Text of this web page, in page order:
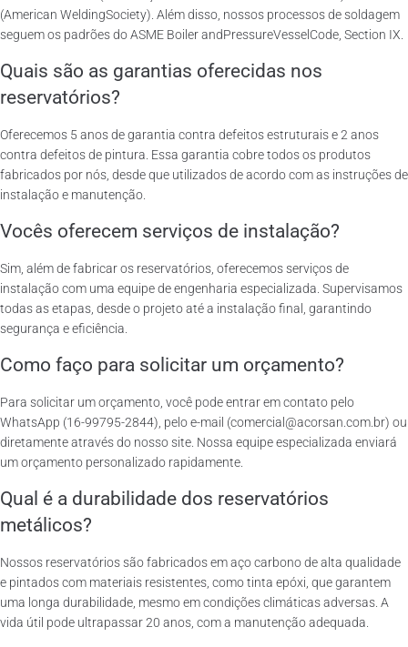
(American WeldingSociety). Além disso, nossos processos de soldagem
seguem os padrões do ASME Boiler andPressureVesselCode, Section IX.
Quais são as garantias oferecidas nos
reservatórios?
Oferecemos 5 anos de garantia contra defeitos estruturais e 2 anos
contra defeitos de pintura. Essa garantia cobre todos os produtos
fabricados por nós, desde que utilizados de acordo com as instruções de
instalação e manutenção.
Vocês oferecem serviços de instalação?
Sim, além de fabricar os reservatórios, oferecemos serviços de
instalação com uma equipe de engenharia especializada. Supervisamos
todas as etapas, desde o projeto até a instalação final, garantindo
segurança e eficiência.
Como faço para solicitar um orçamento?
Para solicitar um orçamento, você pode entrar em contato pelo
WhatsApp (16-99795-2844), pelo e-mail (comercial@acorsan.com.br) ou
diretamente através do nosso site. Nossa equipe especializada enviará
um orçamento personalizado rapidamente.
Qual é a durabilidade dos reservatórios
metálicos?
Nossos reservatórios são fabricados em aço carbono de alta qualidade
e pintados com materiais resistentes, como tinta epóxi, que garantem
uma longa durabilidade, mesmo em condições climáticas adversas. A
vida útil pode ultrapassar 20 anos, com a manutenção adequada.